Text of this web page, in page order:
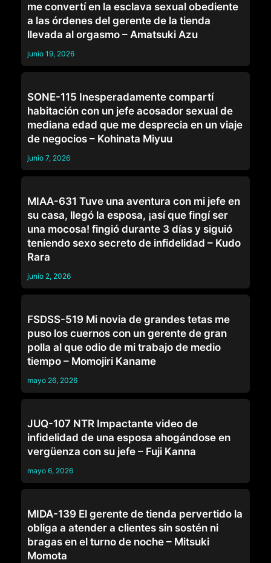
me convertí en la esclava sexual obediente
a las órdenes del gerente de la tienda
llevada al orgasmo – Amatsuki Azu
junio 19, 2026
SONE-115 Inesperadamente compartí
habitación con un jefe acosador sexual de
mediana edad que me desprecia en un viaje
de negocios – Kohinata Miyuu
junio 7, 2026
MIAA-631 Tuve una aventura con mi jefe en
su casa, llegó la esposa, ¡así que fingí ser
una mocosa! fingió durante 3 días y siguió
teniendo sexo secreto de infidelidad – Kudo
Rara
junio 2, 2026
FSDSS-519 Mi novia de grandes tetas me
puso los cuernos con un gerente de gran
polla al que odio de mi trabajo de medio
tiempo – Momojiri Kaname
mayo 26, 2026
JUQ-107 NTR Impactante video de
infidelidad de una esposa ahogándose en
vergüenza con su jefe – Fuji Kanna
mayo 6, 2026
MIDA-139 El gerente de tienda pervertido la
obliga a atender a clientes sin sostén ni
bragas en el turno de noche – Mitsuki
Momota